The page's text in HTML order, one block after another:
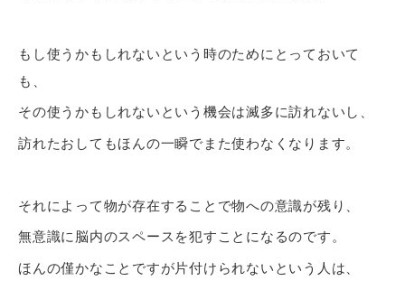
もし使うかもしれないという時のためにとっておいて
も、
その使うかもしれないという機会は滅多に訪れないし、
訪れたおしてもほんの一瞬でまた使わなくなります。
それによって物が存在することで物への意識が残り、
無意識に脳内のスペースを犯すことになるのです。
ほんの僅かなことですが片付けられないという人は、